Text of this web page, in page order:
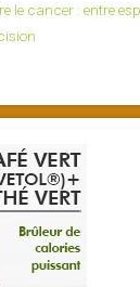
le cancer : entre